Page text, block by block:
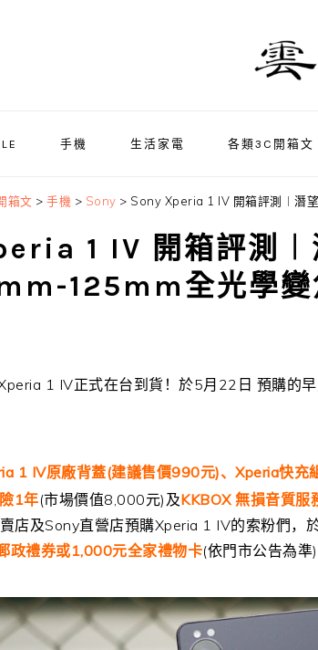
手機 生活家電 各類3C開箱文
箱文 > 手機 > Sony > Sony Xperia 1 IV 開箱評測︱潛
1 IV 開箱評測︱
125mm全光學變
1 IV正式在台到貨！於5月 22 日 預購的
1 IV原廠背蓋(建議售價990元)、 Xperia快充
1年(市場價值8,000元) 及KKBOX 無損音質服
店及Sony直營店預購Xperia 1 IV的索粉們，
政禮券或1,000元全家禮物卡(依門市公告為準)